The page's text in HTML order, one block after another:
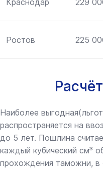
Краснодар 229
Ростов 225
Наиболее
распространяется на
до 5 лет. Пошлина
каждый кубический см³
прохождения таможни, в